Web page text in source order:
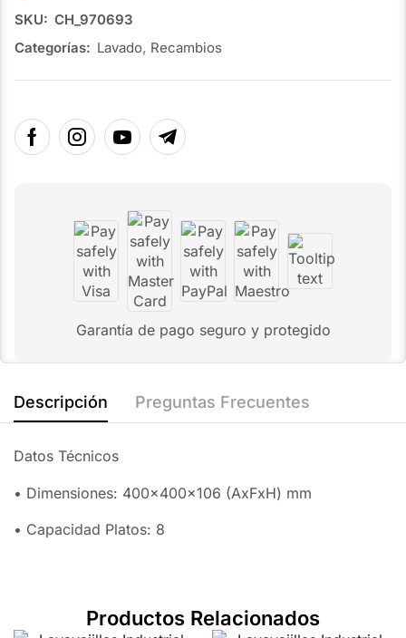
SKU: CH_970693
Categorías: Lavado, Recambios
Garantía de pago seguro y protegido
Descripción Preguntas Frecuentes
Datos Técnicos
• Dimensiones: 400x400x106 (AxFxH) mm
• Capacidad Platos: 8
Productos Relacionados